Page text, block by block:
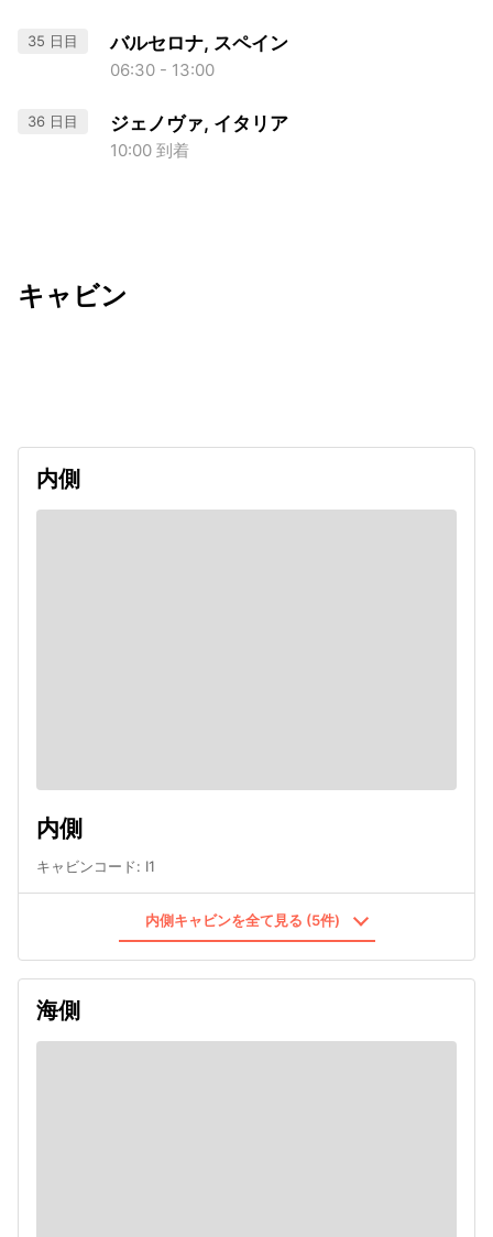
35 日目 バルセロナ, スペイン
06:30 - 13:00
36 日目 ジェノヴァ, イタリア
10:00 到着
キャビン
内側
内側
キャビンコード: I1
内側キャビンを全て見る (5件)
海側